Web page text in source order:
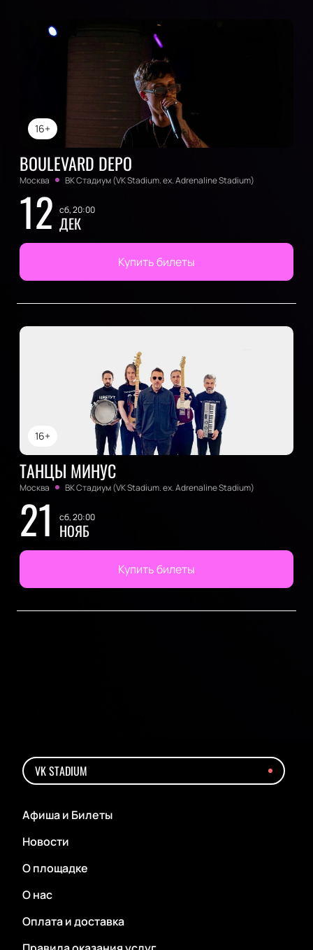
16+
BOULEVARD DEPO
Москва ВК Стадиум (VK Stadium. ex. Adrenaline Stadium)
12 сб, 20:00
ДЕК
Купить билеты
16+
ТАНЦЫ МИНУС
Москва ВК Стадиум (VK Stadium. ex. Adrenaline Stadium)
21 сб, 20:00
НОЯБ
Купить билеты
VK STADIUM
Афиша и Билеты
Новости
О площадке
О нас
Оплата и доставка